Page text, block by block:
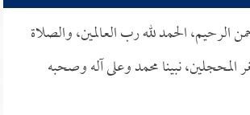
الرحيم، الحمد لله رب العالمين، والصلاة
المحجلين، نبينا محمد وعلى آله وصحبه